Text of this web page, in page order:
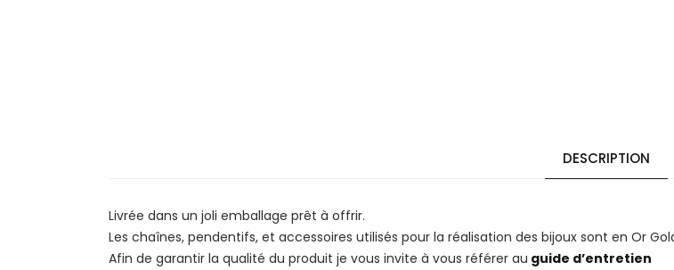
DESCRIPTION
Livrée dans un joli emballage prêt à offrir.
Les chaînes, pendentifs, et accessoires utilisés pour la réalisation des bijoux sont en Or
Afin de garantir la qualité du produit je vous invite à vous référer au guide d’entretien